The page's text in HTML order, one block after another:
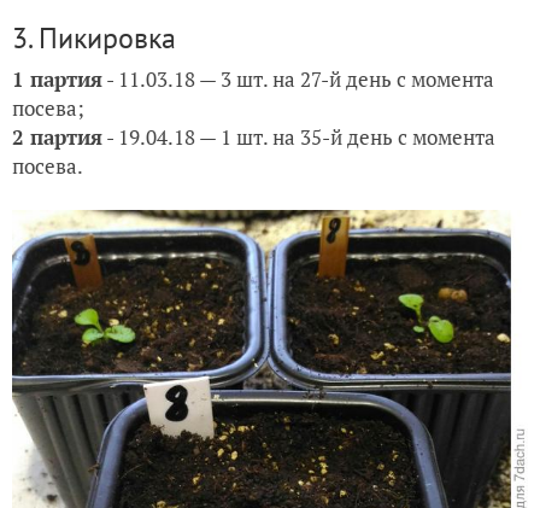
3. Пикировка
1 партия- 11.03.18 — 3 шт. на 27-й день с момента
посева;
2 партия- 19.04.18 — 1 шт. на 35-й день с момента
посева.